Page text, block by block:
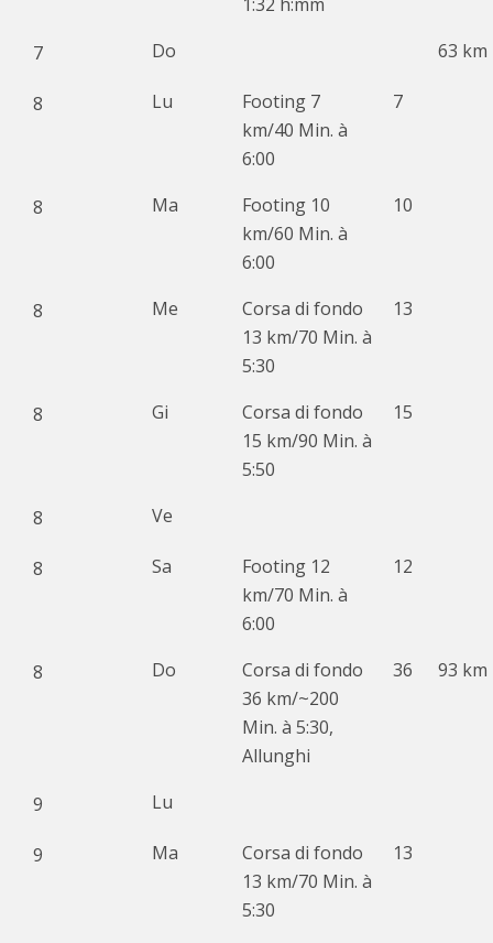
7 Do 63 km
8 Lu
Footing 7
km/40 Min. à
6:00
7
8 Ma
Footing 10
km/60 Min. à
6:00
10
8 Me
Corsa di fondo
13 km/70 Min. à
5:30
13
8 Gi
Corsa di fondo
15 km/90 Min. à
5:50
15
8 Ve
8 Sa
Footing 12
km/70 Min. à
6:00
12
8 Do
Corsa di fondo
36 km/~200
Min. à 5:30,
Allunghi
36 93 km
9 Lu
9 Ma
Corsa di fondo
13 km/70 Min. à
5:30
13